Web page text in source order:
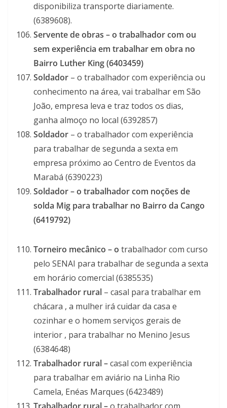
disponibiliza transporte diariamente.
(6389608).
Servente de obras – o trabalhador com ou
sem experiência em trabalhar em obra no
Bairro Luther King (6403459)
Soldador – o trabalhador com experiência ou
conhecimento na área, vai trabalhar em São
João, empresa leva e traz todos os dias,
ganha almoço no local (6392857)
Soldador – o trabalhador com experiência
para trabalhar de segunda a sexta em
empresa próximo ao Centro de Eventos da
Marabá (6390223)
Soldador – o trabalhador com noções de
solda Mig para trabalhar no Bairro da Cango
(6419792)
Torneiro mecânico – o trabalhador com curso
pelo SENAI para trabalhar de segunda a sexta
em horário comercial (6385535)
Trabalhador rural – casal para trabalhar em
chácara , a mulher irá cuidar da casa e
cozinhar e o homem serviços gerais de
interior , para trabalhar no Menino Jesus
(6384648)
Trabalhador rural –casal com experiência
para trabalhar em aviário na Linha Rio
Camela, Enéas Marques (6423489)